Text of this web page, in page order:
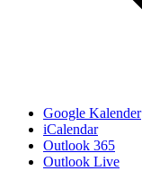
Google Kalender
iCalendar
Outlook 365
Outlook Live